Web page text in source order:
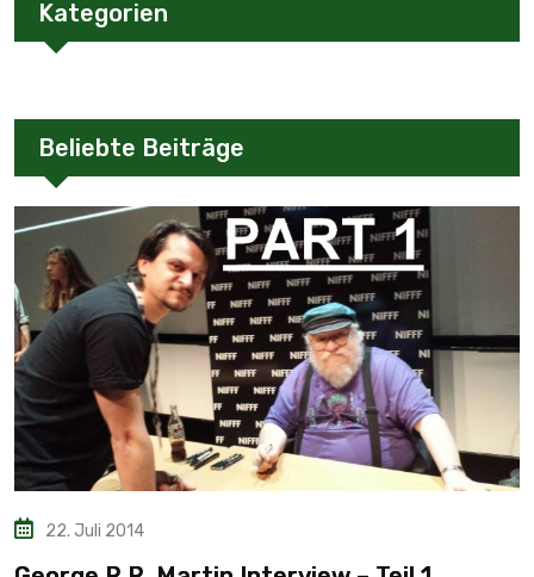
Kategorien
Beliebte Beiträge
22. Juli 2014